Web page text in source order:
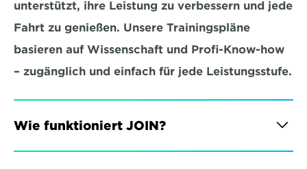
unterstützt, ihre Leistung zu verbessern und jede
Fahrt zu genießen. Unsere Trainingspläne
basieren auf Wissenschaft und Profi-Know-how
– zugänglich und einfach für jede Leistungsstufe.
Wie funktioniert JOIN?